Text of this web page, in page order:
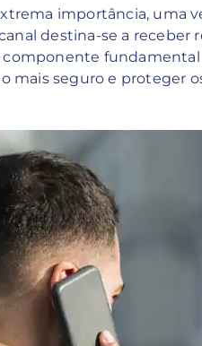
importância,
destina-se a
fundamental
mais seguro e proteger